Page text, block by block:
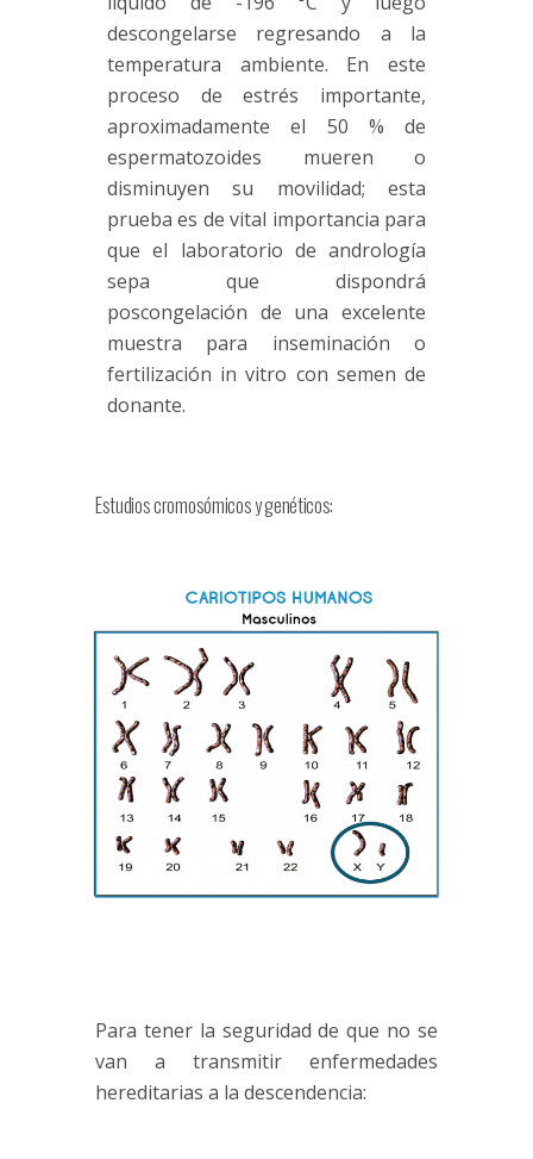
descongelarse regresando a la
temperatura ambiente. En este
proceso de estrés importante,
aproximadamente el 50 % de
espermatozoides mueren o
disminuyen su movilidad; esta
prueba es de vital importancia para
que el laboratorio de andrología
sepa que dispondrá
poscongelación de una excelente
muestra para inseminación o
fertilización in vitro con semen de
donante.
Estudios cromosómicos y genéticos:
Para tener la seguridad de que no se
van a transmitir enfermedades
hereditarias a la descendencia: